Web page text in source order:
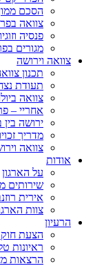
הסכם
צוואה
פנסיה
מגורים
צוואה וירושה
תכנון
תעודת
צוואה
אחריי –
ירושה בין
מדריך
צוואה
אודות
על הארגון
שירותים
אירית
צוות
הרעיון
הצעת
ראיונות
הרצאות